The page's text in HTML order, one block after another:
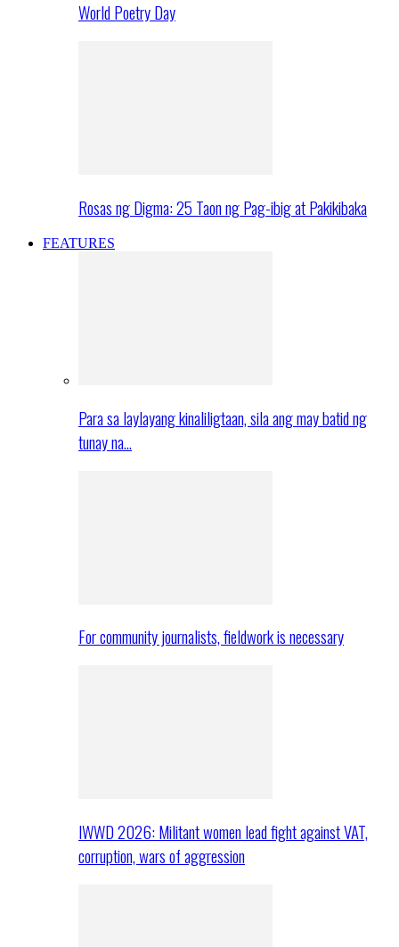
World Poetry Day
Rosas ng Digma: 25 Taon ng Pag-ibig at Pakikibaka
FEATURES
Para sa laylayang kinaliligtaan, sila ang may batid ng
tunay na…
For community journalists, fieldwork is necessary
IWWD 2026: Militant women lead fight against VAT,
corruption, wars of aggression